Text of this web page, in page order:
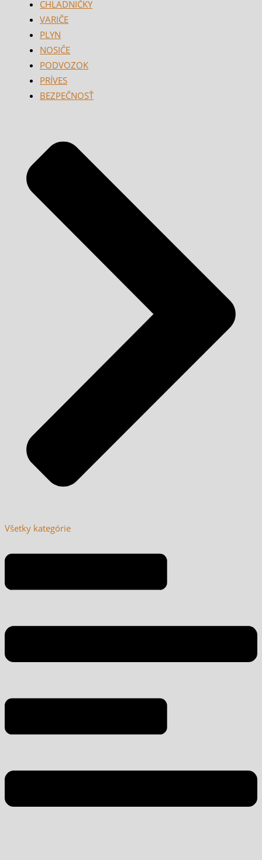
CHLADNIČKY
VARIČE
PLYN
NOSIČE
PODVOZOK
PRÍVES
BEZPEČNOSŤ
Všetky kategórie